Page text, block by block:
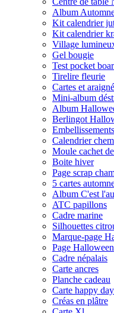
Album
Kit calendrier
Kit calendrier
Village
Gel bougie
Test pocket
Tirelire fleurie
Cartes et
Mini-album
Album
Berlingot
Calendrier
Moule cachet
Boite hiver
Page scrap
5 cartes
Album C'est
ATC papillons
Cadre marine
Silhouettes
Marque-page
Page Halloween
Cadre népalais
Carte ancres
Planche cadeau
Carte happy day
Créas en plâtre